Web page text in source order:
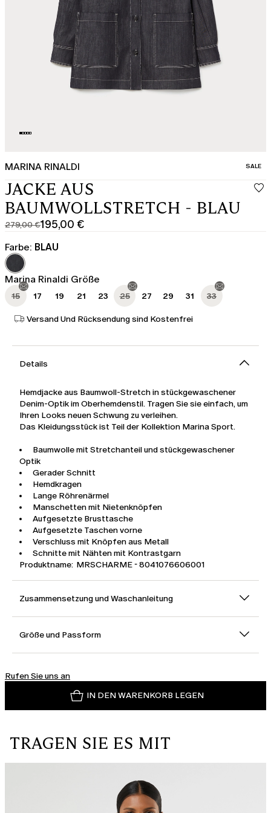
MARINA RINALDI SALE
JACKE AUS
BAUMWOLLSTRETCH - BLAU
279,00 €
Ursprünglicher
Preis
279,00
€
195,00 €
Aktueller
Preis
195,00
€
Farbe: BLAU
Marina Rinaldi Größe
15 17 19 21 23 25 27 29 31 33
Versand Und Rücksendung sind Kostenfrei
Details
Hemdjacke aus Baumwoll-Stretch in stückgewaschener
Denim-Optik im Oberhemdenstil. Tragen Sie sie einfach, um
Ihren Looks neuen Schwung zu verleihen.
Das Kleidungsstück ist Teil der Kollektion Marina Sport.
Baumwolle mit Stretchanteil und stückgewaschener
Optik
Gerader Schnitt
Hemdkragen
Lange Röhrenärmel
Manschetten mit Nietenknöpfen
Aufgesetzte Brusttasche
Aufgesetzte Taschen vorne
Verschluss mit Knöpfen aus Metall
Schnitte mit Nähten mit Kontrastgarn
Produktname: MRSCHARME - 8041076606001
Zusammensetzung und Waschanleitung
Größe und Passform
Rufen Sie uns an
IN DEN WARENKORB LEGEN
TRAGEN SIE ES MIT